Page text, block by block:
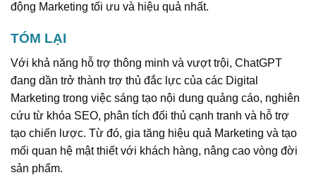
động Marketing tối ưu và hiệu quả nhất.
TÓM LẠI
Với khả năng hỗ trợ thông minh và vượt trội, ChatGPT
đang dần trở thành trợ thủ đắc lực của các Digital
Marketing trong việc sáng tạo nội dung quảng cáo, nghiên
cứu từ khóa SEO, phân tích đối thủ cạnh tranh và hỗ trợ
tạo chiến lược. Từ đó, gia tăng hiệu quả Marketing và tạo
mối quan hệ mật thiết với khách hàng, nâng cao vòng đời
sản phẩm.